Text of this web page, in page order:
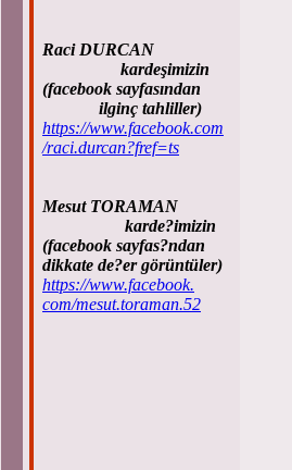
Raci DURCAN
kardeşimizin
(facebook sayfasından
ilginç tahliller)
https://www.facebook.com
/raci.durcan?fref=ts
Mesut TORAMAN
karde?imizin
(facebook sayfas?ndan
dikkate de?er görüntüler)
https://www.facebook.
com/mesut.toraman.52